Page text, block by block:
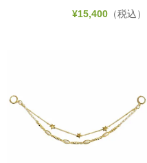
¥15,400 （税込）